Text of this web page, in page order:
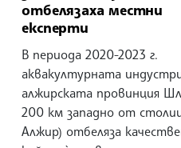
отбелязаха местни
експерти
В периода 2020-2023 г.
аквакултурната
алжирската провинция
200 км западно от
Алжир) отбеляза